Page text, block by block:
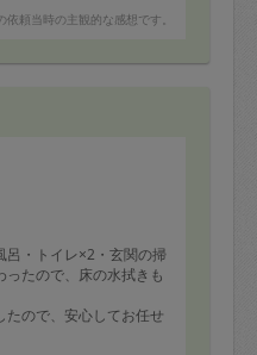
初めて一緒に片づけて頂
のタスカジさんのお人柄
と表情変えずに明るく
いた通り、3時間ずっ
あらゆるものを片づけ
る出てくる、あんなも
いものまで、なんでも
日使っている寝室なの
らしばらく一緒に片づ
らしている娘にもお片
いました。
て、家族や友人とくつろ
して頂けて大満足です。
依頼当時の主観的な感想です。
呂・トイレ×2・玄関の掃
たので、床の水拭きも
ので、安心してお任せ